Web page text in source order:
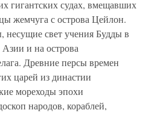
гигантских судах, вмещавших
жемчуга с острова Цейлон.
свет учения Будды в
и на острова
Древние персы времен
царей из династии
мореходы эпохи
народов, кораблей,